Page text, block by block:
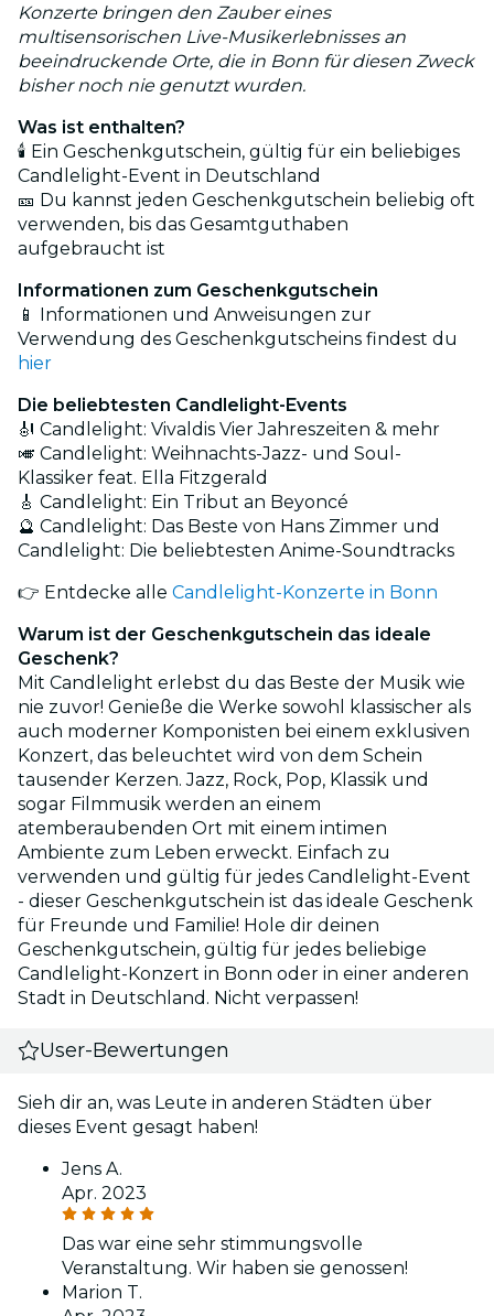
Konzerte bringen den Zauber eines
multisensorischen Live-Musikerlebnisses an
beeindruckende Orte, die in Bonn für diesen Zweck
bisher noch nie genutzt wurden.
Was ist enthalten?
🕯️ Ein Geschenkgutschein, gültig für ein beliebiges
Candlelight-Event in Deutschland
🎫 Du kannst jeden Geschenkgutschein beliebig oft
verwenden, bis das Gesamtguthaben
aufgebraucht ist
Informationen zum Geschenkgutschein
📱 Informationen und Anweisungen zur
Verwendung des Geschenkgutscheins findest du
hier
Die beliebtesten Candlelight-Events
🎻 Candlelight: Vivaldis Vier Jahreszeiten & mehr
🎺 Candlelight: Weihnachts-Jazz- und Soul-
Klassiker feat. Ella Fitzgerald
🎸 Candlelight: Ein Tribut an Beyoncé
🔮 Candlelight: Das Beste von Hans Zimmer und
Candlelight: Die beliebtesten Anime-Soundtracks
👉 Entdecke alle Candlelight-Konzerte in Bonn
Warum ist der Geschenkgutschein das ideale
Geschenk?
Mit Candlelight erlebst du das Beste der Musik wie
nie zuvor! Genieße die Werke sowohl klassischer als
auch moderner Komponisten bei einem exklusiven
Konzert, das beleuchtet wird von dem Schein
tausender Kerzen. Jazz, Rock, Pop, Klassik und
sogar Filmmusik werden an einem
atemberaubenden Ort mit einem intimen
Ambiente zum Leben erweckt. Einfach zu
verwenden und gültig für jedes Candlelight-Event
- dieser Geschenkgutschein ist das ideale Geschenk
für Freunde und Familie! Hole dir deinen
Geschenkgutschein, gültig für jedes beliebige
Candlelight-Konzert in Bonn oder in einer anderen
Stadt in Deutschland. Nicht verpassen!
User-Bewertungen
Sieh dir an, was Leute in anderen Städten über
dieses Event gesagt haben!
Jens A.
Apr. 2023
Das war eine sehr stimmungsvolle
Veranstaltung. Wir haben sie genossen!
Marion T.